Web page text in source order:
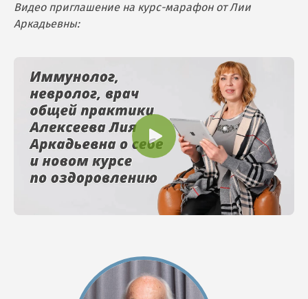
Видео приглашение на курс-марафон от Лии
Аркадьевны: